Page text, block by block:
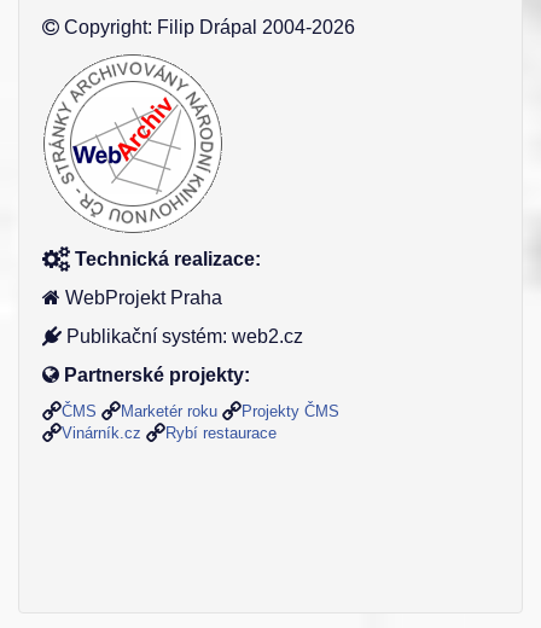
Copyright: Filip Drápal 2004-2026
Technická realizace:
WebProjekt Praha
Publikační systém: web2.cz
Partnerské projekty:
ČMS Marketér roku
Projekty ČMS
Vinárník.cz
Rybí restaurace